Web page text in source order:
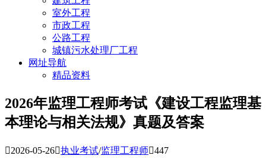
室外工程
市政工程
公路工程
城镇污水处理厂工程
网址导航
精品资料
2026年监理工程师考试《建设工程监理基
本理论与相关法规》真题及答案
2026-05-26执业考试/监理工程师447